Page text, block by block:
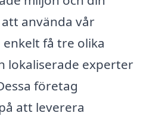
använda vår
få tre olika
lokaliserade experter
företag
att leverera